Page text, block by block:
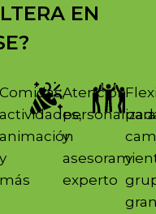
EN
Comidas,
actividades,
animación
y
más
Atención
y
experto
para
y